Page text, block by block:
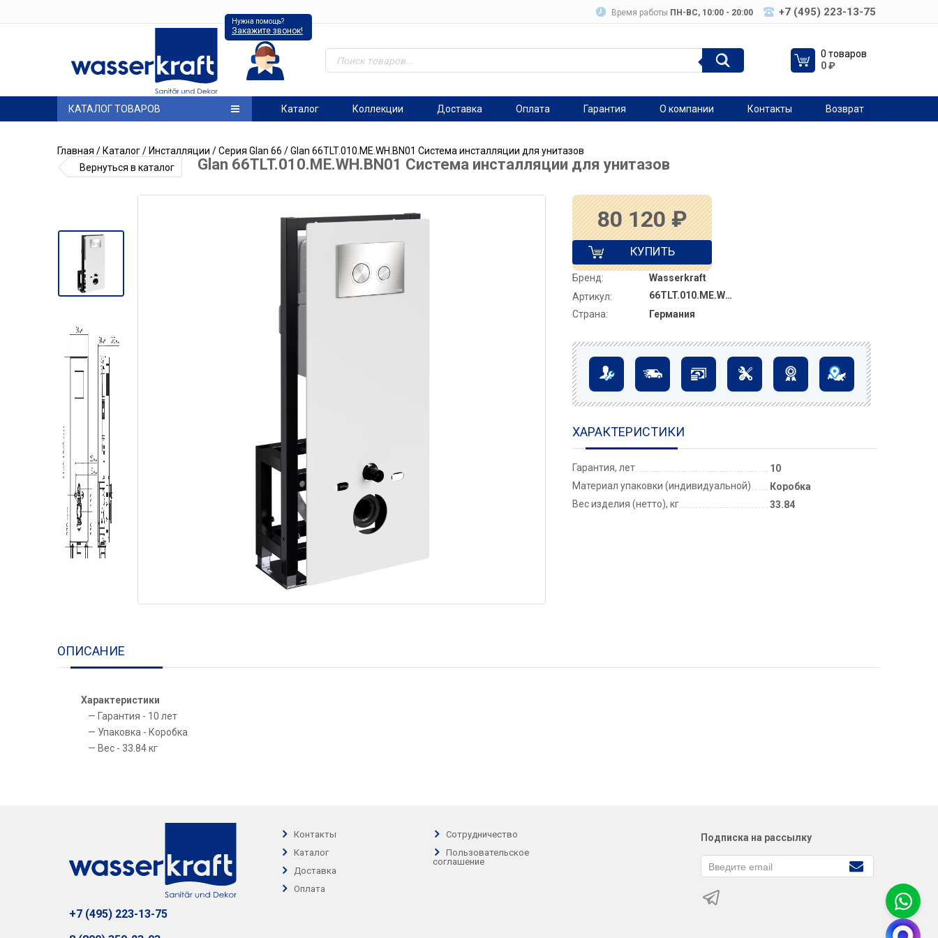
Время работы ПН-ВC, 10:00 - 20:00 +7 (495) 223-13-75
Нужна помощь?
Закажите звонок!
0 товаров
0₽
КАТАЛОГ ТОВАРОВ Каталог Коллекции Доставка Оплата Гарантия О компании Контакты Возврат
Главная / Каталог/ Инсталляции /Серия Glan 66 / Glan 66TLT.010.ME.WH.BN01 Система инсталляции для унитазов
Вернуться в каталог
Glan 66TLT.010.ME.WH.BN01 Система инсталляции для унитазов
80 120 ₽
КУПИТЬ
Бренд:
Wasserkraft
Артикул:
66TLT.010.ME.WH.BN01
Страна:
Германия
ХАРАКТЕРИСТИКИ
Гарантия, лет
10
Материал упаковки (индивидуальной)
Коробка
Вес изделия (нетто), кг
33.84
ОПИСАНИЕ
Характеристики
Гарантия - 10 лет
Упаковка - Коробка
Вес - 33.84 кг
+7 (495) 223-13-75
Контакты
Каталог
Доставка
Оплата
Сотрудничество
Пользовательское
соглашение
Подписка на рассылку